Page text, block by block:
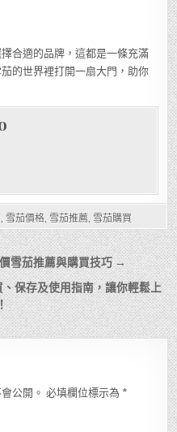
合適的品牌，這都是一條充滿
的世界裡打開一扇大門，助你
雪茄價格 雪茄推薦 雪茄購買
雪茄推薦與購買技巧 →
保存及使用指南，讓你輕鬆上
公開。 必填欄位標示為 *